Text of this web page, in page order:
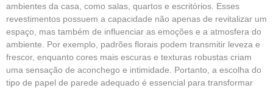
ambientes da casa, como salas, quartos e escritórios. Esses
revestimentos possuem a capacidade não apenas de revitalizar um
espaço, mas também de influenciar as emoções e a atmosfera do
ambiente. Por exemplo, padrões florais podem transmitir leveza e
frescor, enquanto cores mais escuras e texturas robustas criam
uma sensação de aconchego e intimidade. Portanto, a escolha do
tipo de papel de parede adequado é essencial para transformar